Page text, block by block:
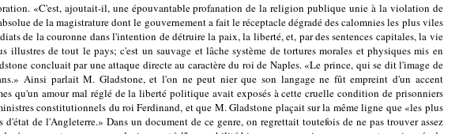
«C'est, ajoutait-il, une épouvantable profanation de la religion publique unie à la violation de
de la magistrature dont le gouvernement a fait le réceptacle dégradé des calomnies les plus viles
de la couronne dans l'intention de détruire la paix, la liberté, et, par des sentences capitales, la vie
de tout le pays; c'est un sauvage et lâche système de tortures morales et physiques mis en
concluait par une attaque directe au caractère du roi de Naples. «Le prince, qui se dit l'image de
Ainsi parlait M. Gladstone, et l'on ne peut nier que son langage ne fût empreint d'un accent
qu'un amour mal réglé de la liberté politique avait exposés à cette cruelle condition de prisonniers
constitutionnels du roi Ferdinand, et que M. Gladstone plaçait sur la même ligne que «les plus
de l'Angleterre.» Dans un document de ce genre, on regrettait toutefois de ne pas trouver assez